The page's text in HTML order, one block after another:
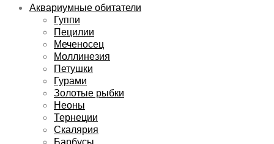
Аквариумные обитатели
Гуппи
Пецилии
Меченосец
Моллинезия
Петушки
Гурами
Золотые рыбки
Неоны
Тернеции
Скалярия
Барбусы